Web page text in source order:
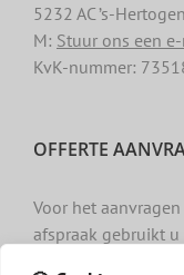
5232 AC ’s-
M: Stuur ons een
KvK-nummer:
OFFERTE
Voor het
afspraak gebruikt u